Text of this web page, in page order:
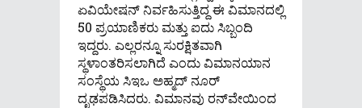
ಏವಿಯೇಷನ್ ​​ನಿರ್ವಹಿಸುತ್ತಿದ್ದ ಈ ವಿಮಾನದಲ್ಲಿ
50 ಪ್ರಯಾಣಿಕರು ಮತ್ತು ಐದು ಸಿಬ್ಬಂದಿ
ಇದ್ದರು. ಎಲ್ಲರನ್ನೂ ಸುರಕ್ಷಿತವಾಗಿ
ಸ್ಥಳಾಂತರಿಸಲಾಗಿದೆ ಎಂದು ವಿಮಾನಯಾನ
ಸಂಸ್ಥೆಯ ಸಿಇಒ ಅಹ್ಮದ್ ನೂರ್
ದೃಢಪಡಿಸಿದರು. ವಿಮಾನವು ರನ್‌ವೇಯಿಂದ